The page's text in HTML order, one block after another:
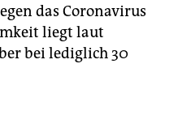
das Coronavirus
liegt laut
bei lediglich 30